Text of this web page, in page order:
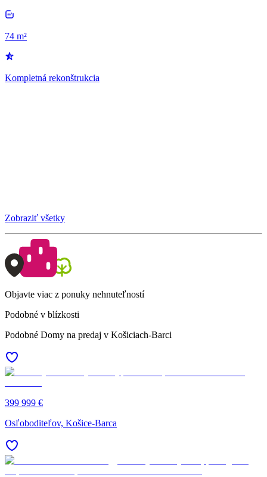
74 m²
Kompletná rekonštrukcia
Zobraziť všetky
Objavte viac z ponuky nehnuteľností
Podobné v blízkosti
Podobné Domy na predaj v Košiciach-Barci
399 999 €
Osľoboditeľov, Košice-Barca